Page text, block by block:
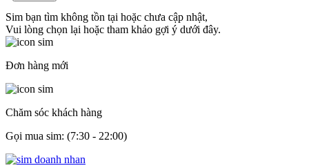
Sim bạn tìm không tồn tại hoặc chưa cập nhật,
Vui lòng chọn lại hoặc tham khảo gợi ý dưới đây.
Đơn hàng mới
Chăm sóc khách hàng
Gọi mua sim: (7:30 - 22:00)